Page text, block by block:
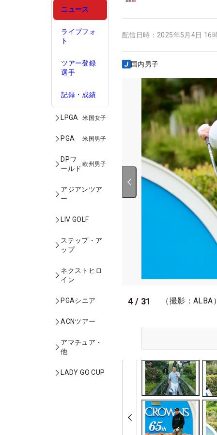
ニュース
ライブフォ
ト
ツアー登録
選手
記録・成績
LPGA 米国女子
PGA 米国男子
DPワ
ールド
欧州男子
アジアンツア
ー
LIV GOLF
ステップ・ア
ップ
ネクストヒロ
イン
PGAシニア
ACNツアー
アマチュア・
他
LADY GO CUP
配信日時： 2025年5月4日 16
国内男子
4 / 31 （撮影：ALBA